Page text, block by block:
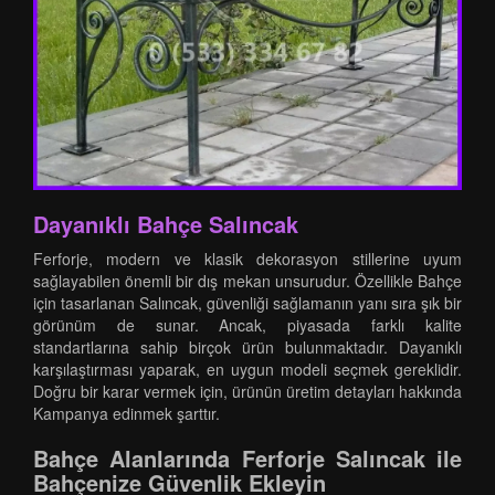
Dayanıklı Bahçe Salıncak
Ferforje, modern ve klasik dekorasyon stillerine uyum
sağlayabilen önemli bir dış mekan unsurudur. Özellikle Bahçe
için tasarlanan Salıncak, güvenliği sağlamanın yanı sıra şık bir
görünüm de sunar. Ancak, piyasada farklı kalite
standartlarına sahip birçok ürün bulunmaktadır. Dayanıklı
karşılaştırması yaparak, en uygun modeli seçmek gereklidir.
Doğru bir karar vermek için, ürünün üretim detayları hakkında
Kampanya edinmek şarttır.
Bahçe Alanlarında Ferforje Salıncak ile
Bahçenize Güvenlik Ekleyin